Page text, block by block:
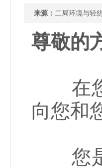
来源： 二局环境与
尊敬的
在您
向您和
您是